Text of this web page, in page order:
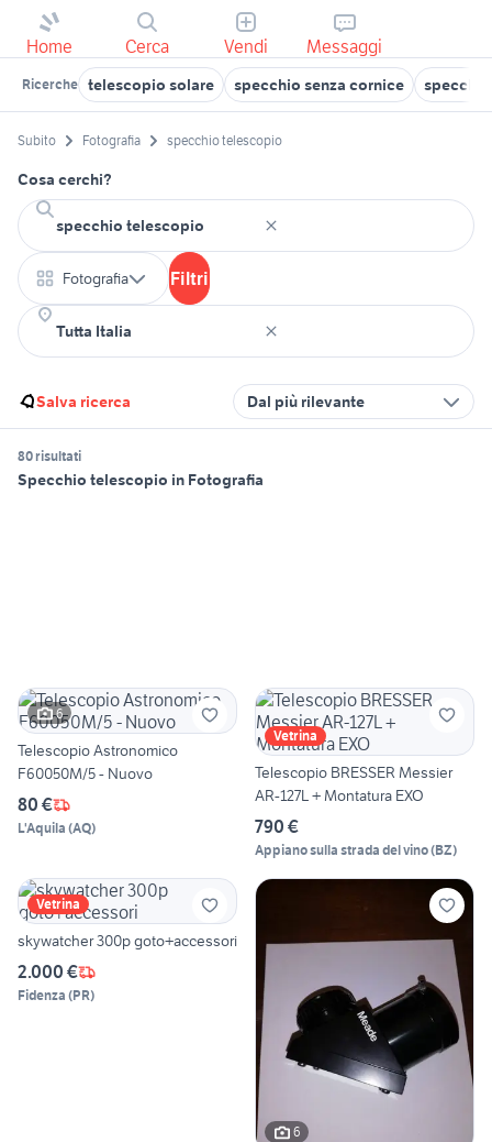
Home Cerca Vendi Messaggi
Ricerche telescopio solare specchio senza cornice
Subito Fotografia specchio telescopio
Cosa cerchi?
Fotografia Filtri
Salva ricerca Dal più rilevante
80 risultati
Specchio telescopio in Fotografia
6
Telescopio Astronomico
F60050M/5 - Nuovo
80 €
L'Aquila (AQ)
Vetrina
Telescopio BRESSER Messier
AR-127L + Montatura EXO
790 €
Appiano sulla strada del vino(BZ)
Vetrina
skywatcher 300p goto+accessori
2.000 €
Fidenza (PR)
6